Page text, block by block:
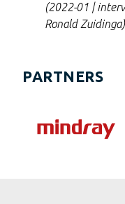
(2022-01 |
Ronald Zuidinga)
PARTNERS